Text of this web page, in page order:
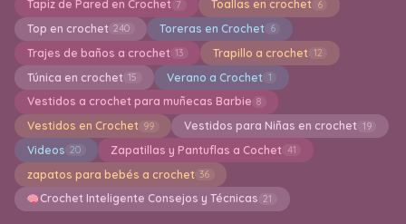
Tapiz de Pared en Crochet 7 Toallas en crochet 6
Top en crochet 240 Toreras en Crochet 6
Trajes de baños a crochet 13 Trapillo a crochet 12
Túnica en crochet 15 Verano a Crochet 1
Vestidos a crochet para muñecas Barbie 8
Vestidos en Crochet 99 Vestidos para Niñas en crochet 19
Videos 20 Zapatillas y Pantuflas a Cochet 41
zapatos para bebés a crochet 36
Crochet Inteligente Consejos y Técnicas 21